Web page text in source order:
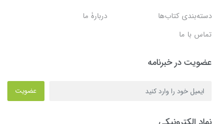
دسته‌بندی کتاب‌ها
دربارۀ ما
تماس با ما
عضویت در خبرنامه
عضویت